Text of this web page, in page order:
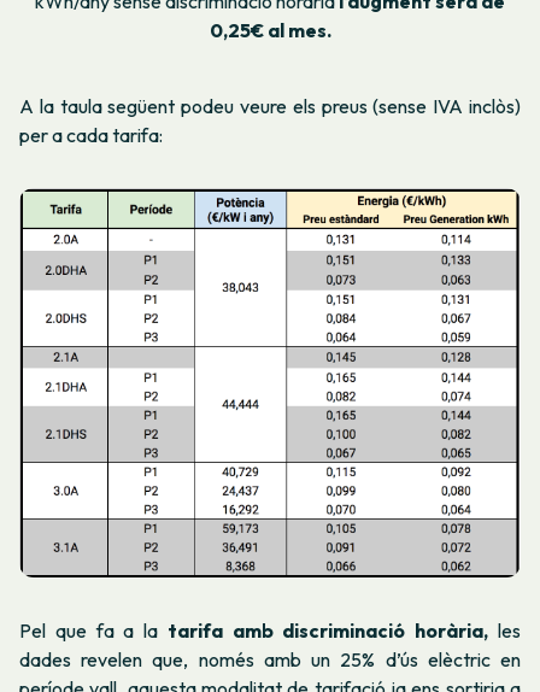
0,25€ al mes.
A la taula següent podeu veure els preus (sense IVA inclòs)
per a cada tarifa:
Pel que fa a la tarifa amb discriminació horària, les
dades revelen que, només amb un 25% d’ús elèctric en